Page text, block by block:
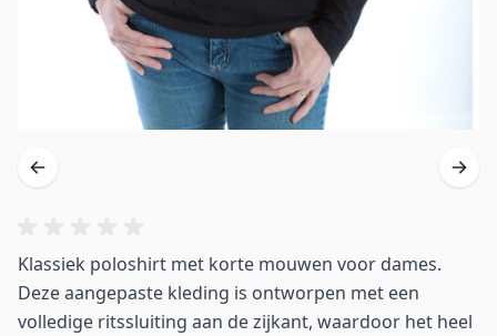
Klassiek poloshirt met korte mouwen voor dames.
Deze aangepaste kleding is ontworpen met een
volledige ritssluiting aan de zijkant, waardoor het heel